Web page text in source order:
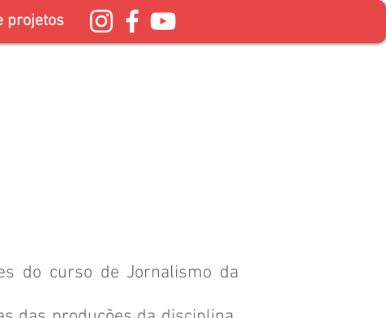
projetos
do curso de Jornalismo da